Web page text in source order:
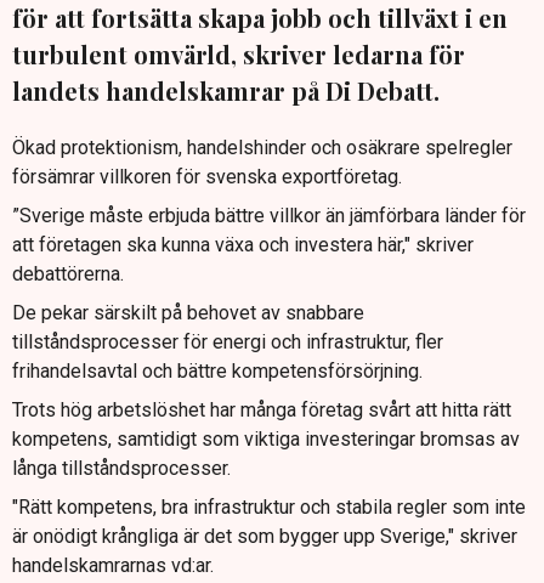
för att fortsätta skapa jobb och tillväxt i en
turbulent omvärld, skriver ledarna för
landets handelskamrar på Di Debatt.
Ökad protektionism, handelshinder och osäkrare spelregler
försämrar villkoren för svenska exportföretag.
”Sverige måste erbjuda bättre villkor än jämförbara länder för
att företagen ska kunna växa och investera här," skriver
debattörerna.
De pekar särskilt på behovet av snabbare
tillståndsprocesser för energi och infrastruktur, fler
frihandelsavtal och bättre kompetensförsörjning.
Trots hög arbetslöshet har många företag svårt att hitta rätt
kompetens, samtidigt som viktiga investeringar bromsas av
långa tillståndsprocesser.
"Rätt kompetens, bra infrastruktur och stabila regler som inte
är onödigt krångliga är det som bygger upp Sverige," skriver
handelskamrarnas vd:ar.